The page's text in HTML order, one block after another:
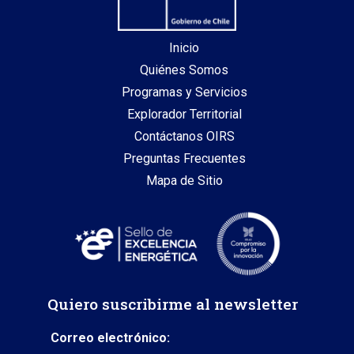
Inicio
Quiénes Somos
Programas y Servicios
Explorador Territorial
Contáctanos OIRS
Preguntas Frecuentes
Mapa de Sitio
Quiero suscribirme al newsletter
Correo electrónico: